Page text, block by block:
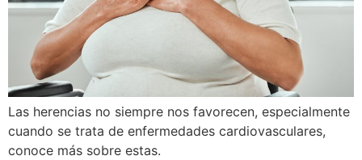
Las herencias no siempre nos favorecen, especialmente
cuando se trata de enfermedades cardiovasculares,
conoce más sobre estas.